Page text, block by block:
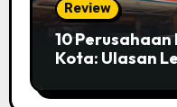
Review
10
Kota: Ulasan